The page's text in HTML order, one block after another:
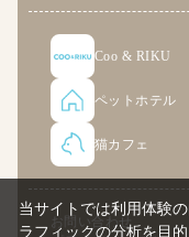
Coo & RIKU
ペットホテル
猫カフェ
お問い合わせ
当サイトでは利用体験
ラフィックの分析を目